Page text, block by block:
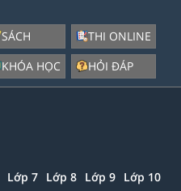
SÁCH
KHÓA HỌC
THI ONLINE
HỎI ĐÁP
Lớp 7 Lớp 8 Lớp 9 Lớp 10